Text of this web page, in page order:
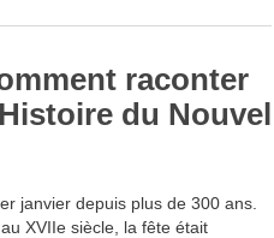
raconter
du Nouvel
janvier depuis plus de 300 ans.
XVIIe siècle, la fête était